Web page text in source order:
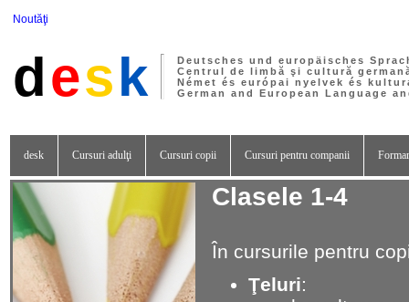
Noutăţi
desk
Deutsches und europäisches
Centrul de limbă şi cultură
Német és európai nyelvek és
German and European Language
desk Cursuri adulţi Cursuri copii Cursuri pentru companii
Clasele 1-4
În cursurile pentru
Ţeluri: